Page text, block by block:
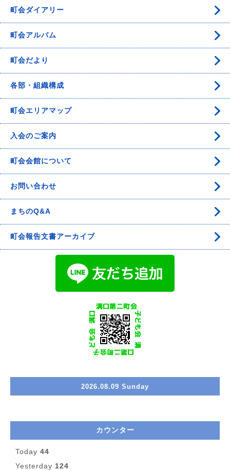
町会ダイアリー
町会アルバム
町会だより
各部・組織構成
町会エリアマップ
入会のご案内
町会会館について
お問い合わせ
まちのQ&A
町会報告文書アーカイブ
2026.08.09 Sunday
カウンター
Today 44
Yesterday 124